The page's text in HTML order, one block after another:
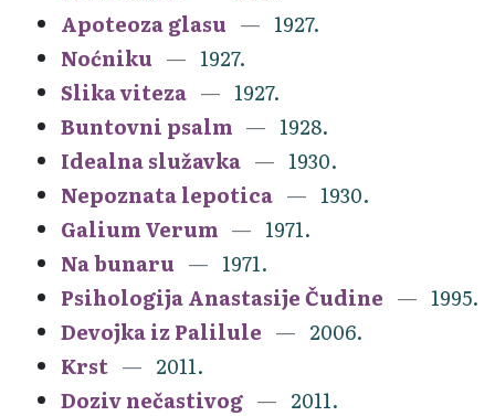
Apoteoza glasu
1927.
Noćniku
1927.
Slika viteza
1927.
Buntovni psalm
1928.
Idealna služavka
1930.
Nepoznata lepotica
1930.
Galium Verum
1971.
Na bunaru
1971.
Psihologija Anastasije Čudine
1995.
Devojka iz Palilule
2006.
Krst
2011.
Doziv nečastivog
2011.